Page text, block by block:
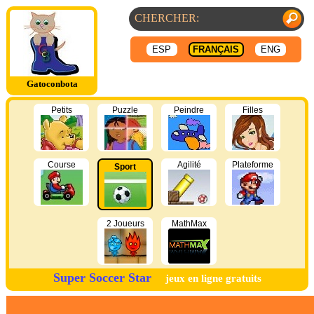
Gatoconbota
ESP FRANÇAIS ENG
Petits Puzzle Peindre Filles
Course Sport Agilité Plateforme
2 Joueurs MathMax
Super Soccer Star jeux en ligne gratuits